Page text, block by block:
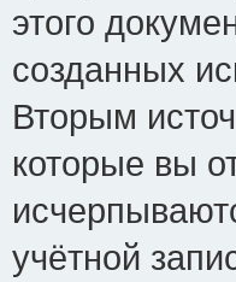
этого
созданных
Вторым
которые вы
учётной